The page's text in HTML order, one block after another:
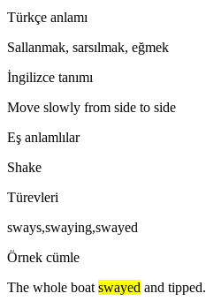
Türkçe anlamı
Sallanmak, sarsılmak, eğmek
İngilizce tanımı
Move slowly from side to side
Eş anlamlılar
Shake
Türevleri
sways,swaying,swayed
Örnek cümle
The whole boat swayed and tipped.